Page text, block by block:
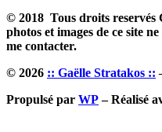
© 2018 Tous droits reservés
photos et images de ce site
me contacter.
© 2026 :: Gaëlle Stratakos ::
Propulsé par WP– Réalisé